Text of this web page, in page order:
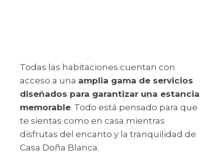
Todas las habitaciones cuentan con
acceso a una amplia gama de servicios
diseñados para garantizar una estancia
memorable. Todo está pensado para que
te sientas como en casa mientras
disfrutas del encanto y la tranquilidad de
Casa Doña Blanca.